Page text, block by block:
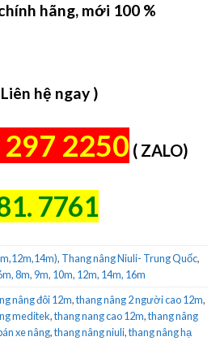
hãng, mới 100 %
hệ ngay )
2250 ( ZALO)
7761
, Thang nâng Niuli- Trung Quốc,
8m, 9m, 10m, 12m, 14m, 16m
nâng đôi 12m,thang nâng 2 người cao 12m,
meditek,thang nang cao 12m,thang nâng
xe nâng,thang nâng niuli,thang nâng hạ